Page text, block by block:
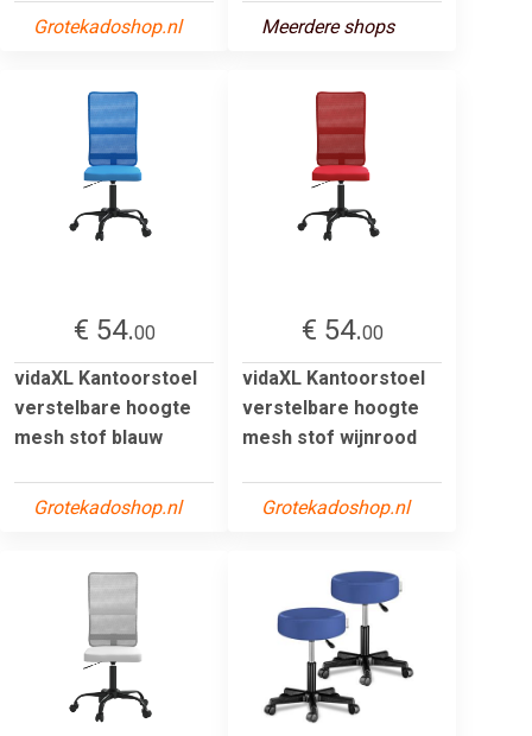
Grotekadoshop.nl Meerdere shops
€ 54.00
vidaXL Kantoorstoel
verstelbare hoogte
mesh stof blauw
Grotekadoshop.nl
€ 54.00
vidaXL Kantoorstoel
verstelbare hoogte
mesh stof wijnrood
Grotekadoshop.nl